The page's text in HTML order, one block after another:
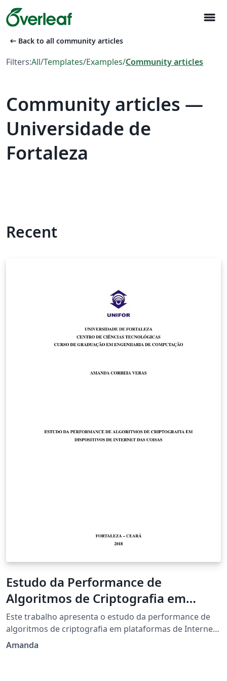
menu
arrow_left_alt Back to all community articles
Filters:All/Templates/Examples/Community articles
Community articles —
Universidade de
Fortaleza
Recent
Estudo da Performance de
Algoritmos de Criptografia em
Dispositivos de Internet das Coisas
Este trabalho apresenta o estudo da performance de
algoritmos de criptografia em plataformas de Internet
das Coisas. O presente trabalho tem como objetivo
Amanda